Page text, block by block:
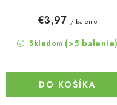
Skladom (>5 balenie)
€3,97 / balenie
DO KOŠÍKA